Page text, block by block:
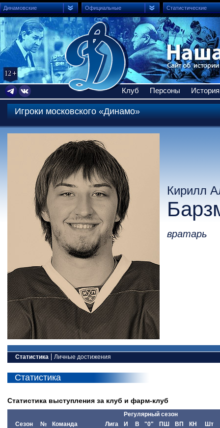
Динамовские Официальные Статистические
Клуб Персоны История
Игроки московского «Динамо»
Кирилл
вратарь
Статистика
Статистика
Статистика выступления за клуб и фарм-клуб
Регулярный сезон
Сезон
№ Команда Лига И В "0" ПШ ВП КН Шт
Личные достижения